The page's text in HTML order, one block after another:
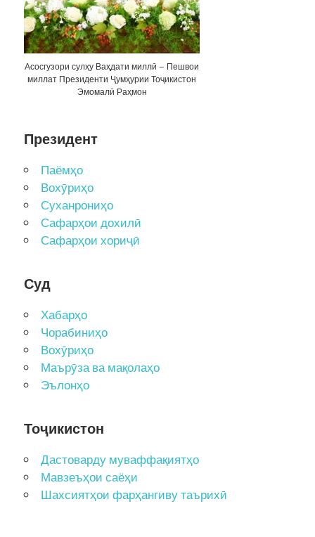
Асосгузори сулҳу Ваҳдати миллӣ – Пешвои
миллат Президенти Ҷумҳурии Тоҷикистон
Эмомалӣ Раҳмон
Президент
Паёмҳо
Вохӯриҳо
Суханрониҳо
Сафарҳои дохилӣ
Сафарҳои хориҷӣ
Суд
Хабарҳо
Чорабиниҳо
Вохӯриҳо
Маърӯза ва мақолаҳо
Эълонҳо
Тоҷикистон
Дастоварду муваффақиятҳо
Мавзеъҳои саёҳи
Шахсиятҳои фарҳангиву таърихӣ